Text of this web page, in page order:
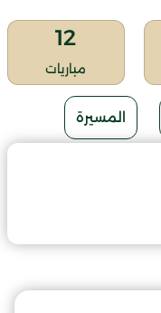
12
مباريات
المسيرة